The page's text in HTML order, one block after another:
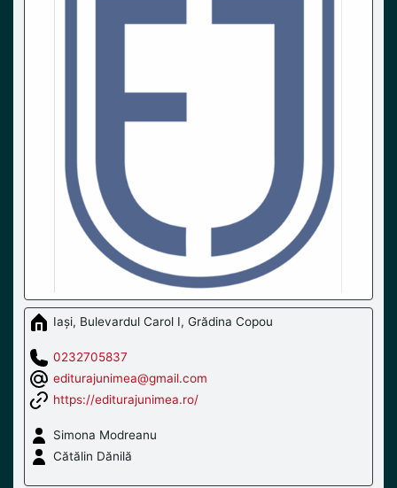
Iași, Bulevardul Carol I, Grădina Copou
0232705837
editurajunimea@gmail.com
https://editurajunimea.ro/
Simona Modreanu
Cătălin Dănilă